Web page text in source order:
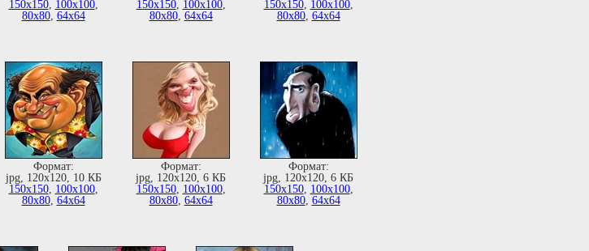
150х150, 100х100,
80х80, 64х64
150х150, 100х100,
80х80, 64х64
150х150, 100х100,
80х80, 64х64
Формат:
jpg, 120х120, 10 КБ
150х150, 100х100,
80х80, 64х64
Формат:
jpg, 120х120, 6 КБ
150х150, 100х100,
80х80, 64х64
Формат:
jpg, 120х120, 6 КБ
150х150, 100х100,
80х80, 64х64